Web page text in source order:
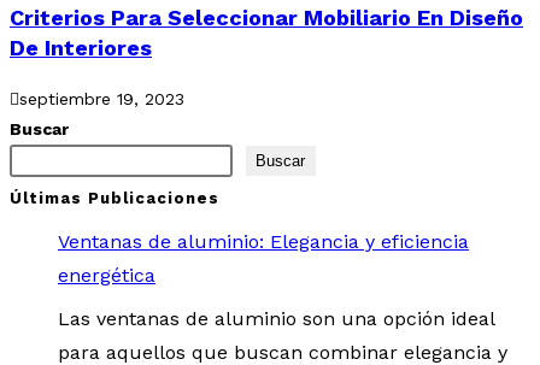
Criterios Para Seleccionar Mobiliario En Diseño
De Interiores
septiembre 19, 2023
Buscar
Buscar
Últimas Publicaciones
Ventanas de aluminio: Elegancia y eficiencia
energética
Las ventanas de aluminio son una opción ideal
para aquellos que buscan combinar elegancia y